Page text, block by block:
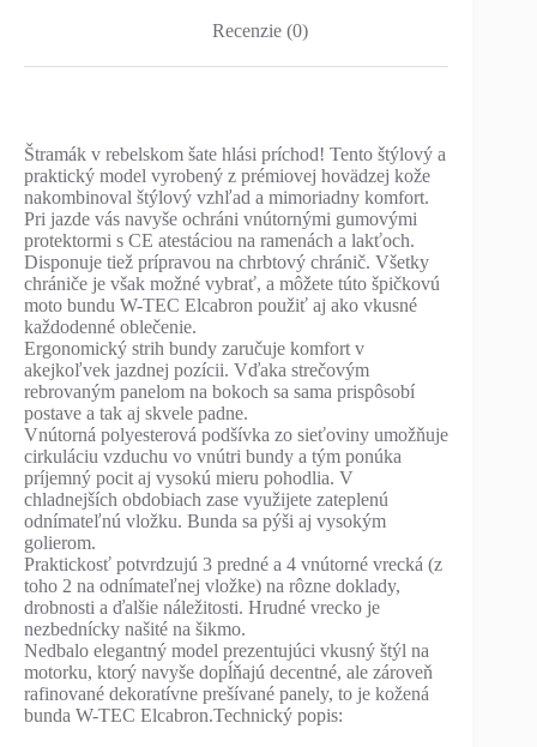
Recenzie (0)
Štramák v rebelskom šate hlási príchod! Tento štýlový a
praktický model vyrobený z prémiovej hovädzej kože
nakombinoval štýlový vzhľad a mimoriadny komfort.
Pri jazde vás navyše ochráni vnútornými gumovými
protektormi s CE atestáciou na ramenách a lakťoch.
Disponuje tiež prípravou na chrbtový chránič. Všetky
chrániče je však možné vybrať, a môžete túto špičkovú
moto bundu W-TEC Elcabron použiť aj ako vkusné
každodenné oblečenie.
Ergonomický strih bundy zaručuje komfort v
akejkoľvek jazdnej pozícii. Vďaka strečovým
rebrovaným panelom na bokoch sa sama prispôsobí
postave a tak aj skvele padne.
Vnútorná polyesterová podšívka zo sieťoviny umožňuje
cirkuláciu vzduchu vo vnútri bundy a tým ponúka
príjemný pocit aj vysokú mieru pohodlia. V
chladnejších obdobiach zase využijete zateplenú
odnímateľnú vložku. Bunda sa pýši aj vysokým
golierom.
Praktickosť potvrdzujú 3 predné a 4 vnútorné vrecká (z
toho 2 na odnímateľnej vložke) na rôzne doklady,
drobnosti a ďalšie náležitosti. Hrudné vrecko je
nezbednícky našité na šikmo.
Nedbalo elegantný model prezentujúci vkusný štýl na
motorku, ktorý navyše dopĺňajú decentné, ale zároveň
rafinované dekoratívne prešívané panely, to je kožená
bunda W-TEC Elcabron.Technický popis: